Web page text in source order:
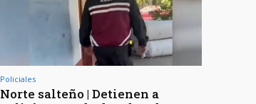
Policiales
Norte salteño | Detienen a